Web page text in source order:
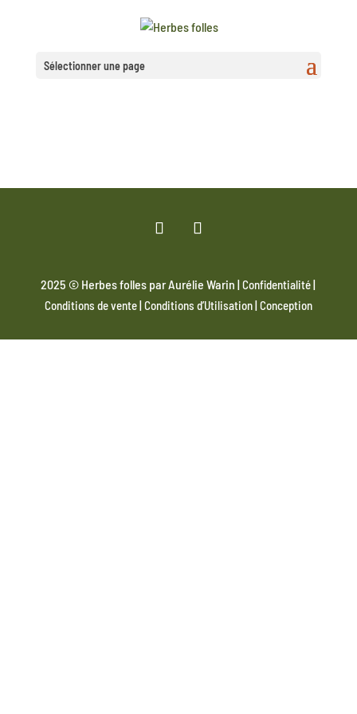
Sélectionner une page
2025 © Herbes folles par Aurélie Warin |Confidentialité|
Conditions de vente|Conditions d’Utilisation|Conception